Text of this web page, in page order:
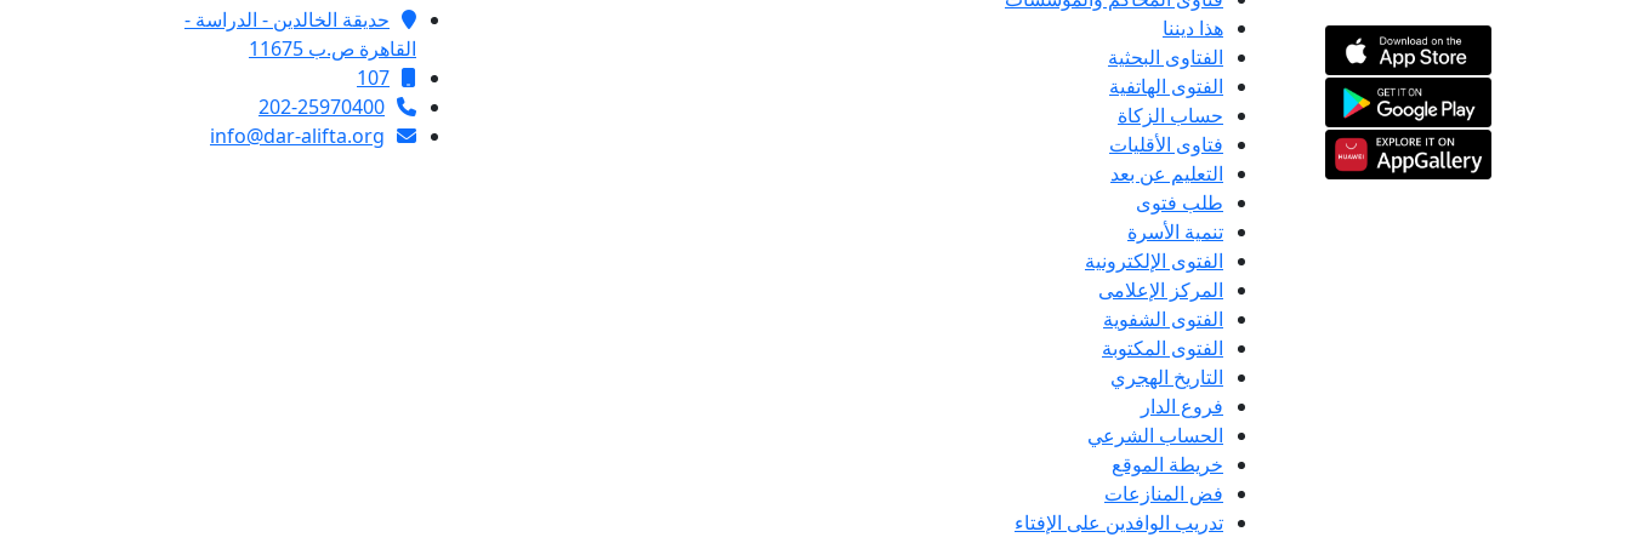
هذا ديننا
الفتاوى البحثية
الفتوى الهاتفية
حساب الزكاة
فتاوى الأقليات
التعليم عن بعد
طلب فتوى
تنمية الأسرة
الفتوى الإلكترونية
المركز الإعلامى
الفتوى الشفوية
الفتوى المكتوبة
التاريخ الهجري
فروع الدار
الحساب الشرعي
خريطة الموقع
فض المنازعات
تدريب الوافدين على الإفتاء
حديقة الخالدين - الدراسة -
القاهرة ص.ب 11675
107
202-25970400
info@dar-alifta.org